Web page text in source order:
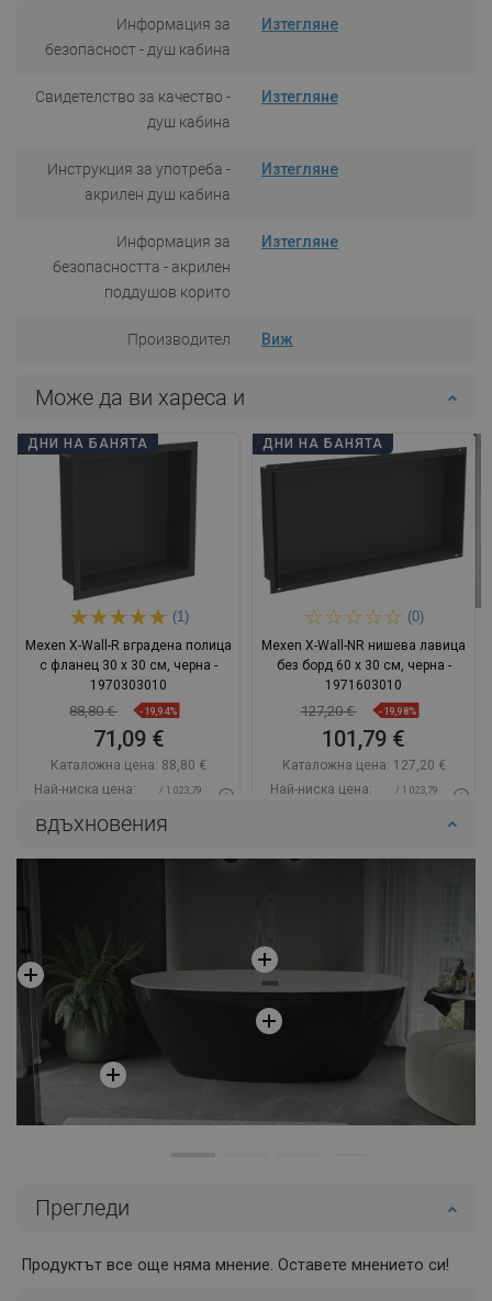
Информация за
безопасност - душ кабина
Изтегляне
Свидетелство за качество -
душ кабина
Изтегляне
Инструкция за употреба -
акрилен душ кабина
Изтегляне
Информация за
безопасността - акрилен
поддушов корито
Изтегляне
Производител Виж
Може да ви хареса и
ДНИ НА БАНЯТА
(1)
Mexen X-Wall-R вградена полица
с фланец 30 x 30 см, черна -
1970303010
88,80 € -19,94%
71,09 €
Каталожна цена: 88,80 €
Най-ниска цена:
/ 1 023,79
Наличност:В наличност
ДНИ НА БАНЯТА
(0)
Mexen X-Wall-NR нишева лавица
без борд 60 x 30 см, черна -
1971603010
127,20 € -19,98%
101,79 €
Каталожна цена: 127,20 €
Най-ниска цена:
/ 1 023,79
вдъхновения
Прегледи
Продуктът все още няма мнение. Оставете мнението си!